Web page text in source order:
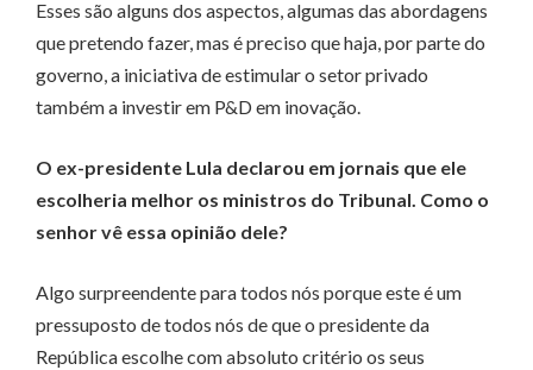
Esses são alguns dos aspectos, algumas das abordagens
que pretendo fazer, mas é preciso que haja, por parte do
governo, a iniciativa de estimular o setor privado
também a investir em P&D em inovação.
O ex-presidente Lula declarou em jornais que ele
escolheria melhor os ministros do Tribunal. Como o
senhor vê essa opinião dele?
Algo surpreendente para todos nós porque este é um
pressuposto de todos nós de que o presidente da
República escolhe com absoluto critério os seus